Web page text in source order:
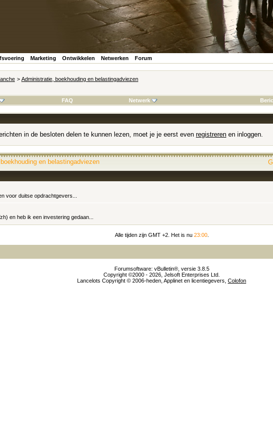
Marketing Ontwikkelen Netwerken Forum
> Administratie, boekhouding en belastingadviezen
FAQ Netwerk
in de besloten delen te kunnen lezen, moet je je eerst even registreren en inloggen.
en belastingadviezen
voor duitse opdrachtgevers...
en heb ik een investering gedaan...
Alle tijden zijn GMT +2. Het is nu 23:00.
Forumsoftware: vBulletin®, versie 3.8.5
Copyright ©2000 - 2026, Jelsoft Enterprises Ltd.
Lancelots Copyright © 2006-heden, Applinet en licentiegevers, Colofon